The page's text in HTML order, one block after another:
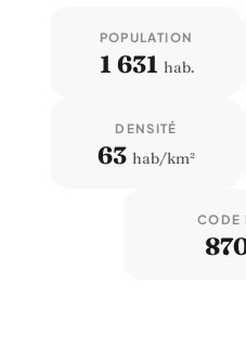
POPULATION
1 631 hab.
DENSITÉ
63 hab/km²
CODE